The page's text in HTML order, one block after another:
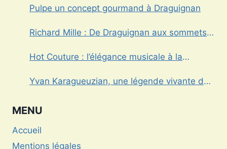
Pulpe un concept gourmand à Draguignan
Richard Mille : De Draguignan aux sommets
Hot Couture : l’élégance musicale à la
Yvan Karagueuzian, une légende vivante de
MENU
Accueil
Mentions légales